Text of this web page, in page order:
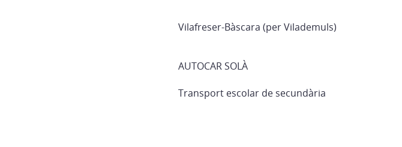
Vilafreser-Bàscara (per Vilademuls)
AUTOCAR SOLÀ
Transport escolar de secundària